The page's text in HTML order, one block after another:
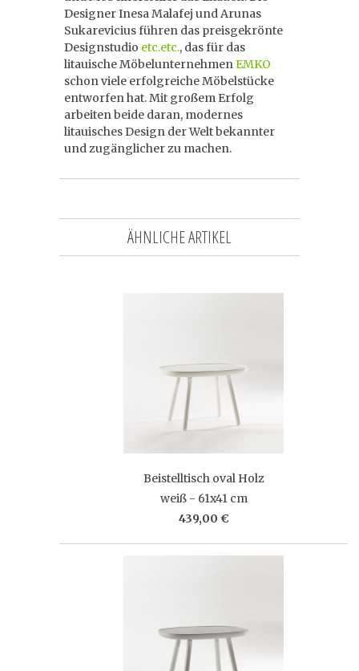
Designer Inesa Malafej und Arunas
Sukarevicius führen das preisgekrönte
Designstudio etc.etc., das für das
litauische MöbelunternehmenEMKO
schon viele erfolgreiche Möbelstücke
entworfen hat. Mit großem Erfolg
arbeiten beide daran, modernes
litauisches Design der Welt bekannter
und zugänglicher zu machen.
ÄHNLICHE ARTIKEL
Beistelltisch oval Holz
weiß - 61x41 cm
439,00 €